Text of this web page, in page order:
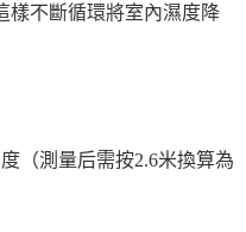
樣不斷循環將室內濕度降
（測量后需按2.6米換算為